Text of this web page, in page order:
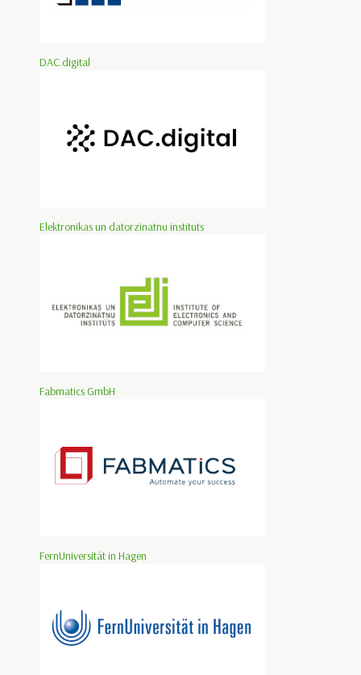
DAC.digital
Elektronikas un datorzinatnu instituts
Fabmatics GmbH
FernUniversität in Hagen